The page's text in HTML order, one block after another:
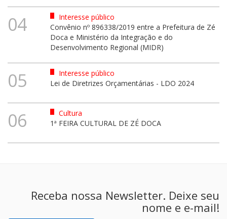
04
Interesse público
Convênio nº 896338/2019 entre a Prefeitura de Zé
Doca e Ministério da Integração e do
Desenvolvimento Regional (MIDR)
05
Interesse público
Lei de Diretrizes Orçamentárias - LDO 2024
06
Cultura
1ª FEIRA CULTURAL DE ZÉ DOCA
Receba nossa Newsletter. Deixe seu
nome e e-mail!